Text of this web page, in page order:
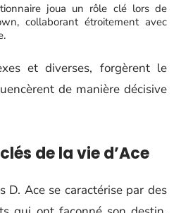
joua un rôle clé lors de
collaborant étroitement avec
et diverses, forgèrent le
de manière décisive
de la vie d’Ace
D. Ace se caractérise par des